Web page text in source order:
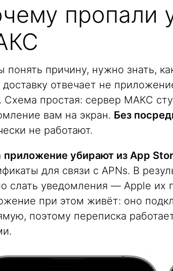
пропали
понять причину, нужно знать,
доставку отвечает не
Схема простая: сервер МАКС
вам на экран. Без
не работают.
приложение убирают из App
для связи с APNs. В
слать уведомления — Apple их
при этом живёт: оно
поэтому переписка